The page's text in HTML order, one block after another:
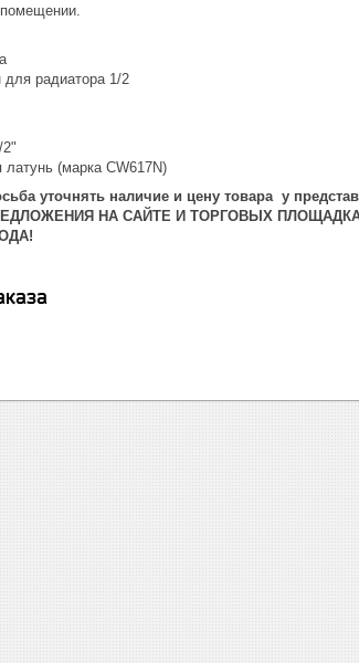
для радиатора 1/2
(марка CW617N)
уточнять наличие и цену товара у
НА САЙТЕ И ТОРГОВЫХ